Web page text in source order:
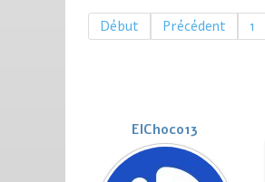
Début Précédent 1
ElChoco13